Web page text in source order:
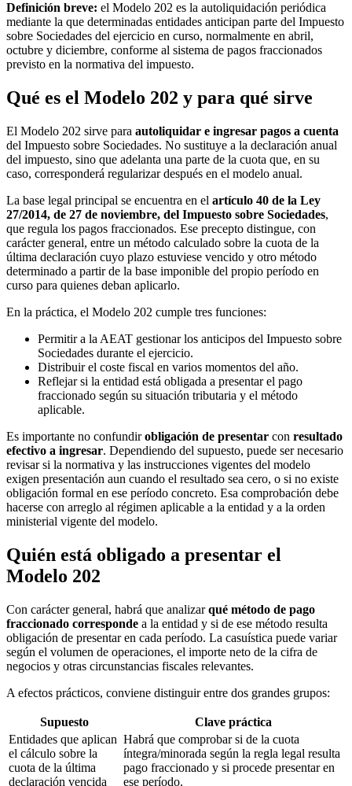
Definición breve: el Modelo 202 es la autoliquidación periódica
mediante la que determinadas entidades anticipan parte del Impuesto
sobre Sociedades del ejercicio en curso, normalmente en abril,
octubre y diciembre, conforme al sistema de pagos fraccionados
previsto en la normativa del impuesto.
Qué es el Modelo 202 y para qué sirve
El Modelo 202 sirve para autoliquidar e ingresar pagos a cuenta
del Impuesto sobre Sociedades. No sustituye a la declaración anual
del impuesto, sino que adelanta una parte de la cuota que, en su
caso, corresponderá regularizar después en el modelo anual.
La base legal principal se encuentra en el artículo 40 de la Ley
27/2014, de 27 de noviembre, del Impuesto sobre Sociedades,
que regula los pagos fraccionados. Ese precepto distingue, con
carácter general, entre un método calculado sobre la cuota de la
última declaración cuyo plazo estuviese vencido y otro método
determinado a partir de la base imponible del propio período en
curso para quienes deban aplicarlo.
En la práctica, el Modelo 202 cumple tres funciones:
Permitir a la AEAT gestionar los anticipos del Impuesto sobre
Sociedades durante el ejercicio.
Distribuir el coste fiscal en varios momentos del año.
Reflejar si la entidad está obligada a presentar el pago
fraccionado según su situación tributaria y el método
aplicable.
Es importante no confundirobligación de presentar con resultado
efectivo a ingresar. Dependiendo del supuesto, puede ser necesario
revisar si la normativa y las instrucciones vigentes del modelo
exigen presentación aun cuando el resultado sea cero, o si no existe
obligación formal en ese período concreto. Esa comprobación debe
hacerse con arreglo al régimen aplicable a la entidad y a la orden
ministerial vigente del modelo.
Quién está obligado a presentar el
Modelo 202
Con carácter general, habrá que analizarqué método de pago
fraccionado corresponde a la entidad y si de ese método resulta
obligación de presentar en cada período. La casuística puede variar
según el volumen de operaciones, el importe neto de la cifra de
negocios y otras circunstancias fiscales relevantes.
A efectos prácticos, conviene distinguir entre dos grandes grupos:
Supuesto
Clave práctica
Entidades que aplican
el cálculo sobre la
cuota de la última
declaración vencida
Habrá que comprobar si de la cuota
íntegra/minorada según la regla legal resulta
pago fraccionado y si procede presentar en
ese período.